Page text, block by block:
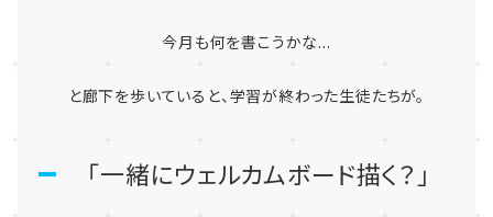
今月も何を書こうかな...
と廊下を歩いていると、学習が終わった生徒たちが。
「一緒にウェルカムボード描く？」